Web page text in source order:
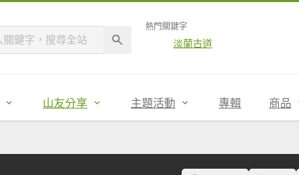
熱門關鍵字
淡蘭古道
山友分享 主題活動 專輯 商品